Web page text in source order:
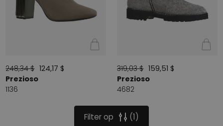
248,34 $ 124,17 $
Prezioso
1136
319,03 $ 159,51 $
Prezioso
4682
Filter op 1